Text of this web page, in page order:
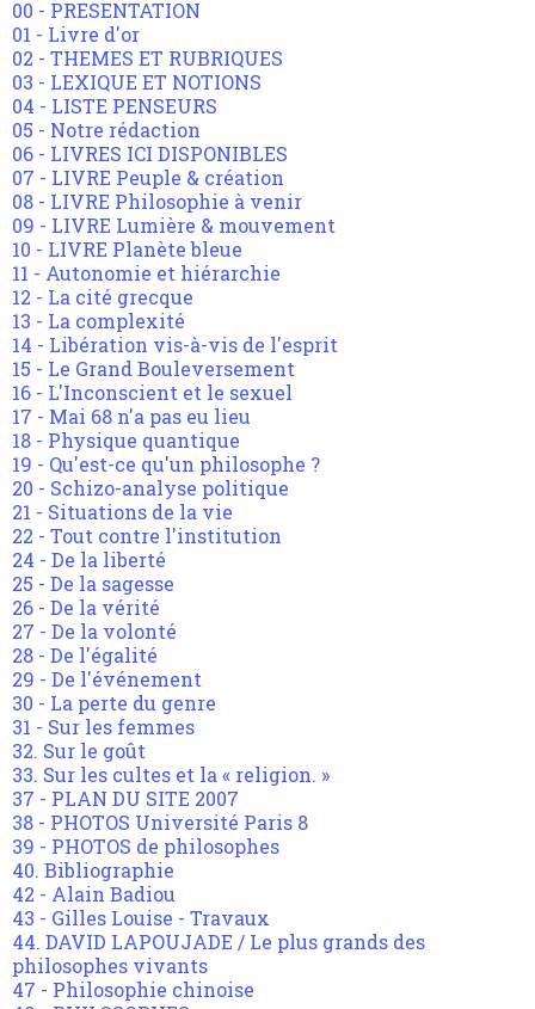
00 - PRESENTATION
01 - Livre d'or
02 - THEMES ET RUBRIQUES
03 - LEXIQUE ET NOTIONS
04 - LISTE PENSEURS
05 - Notre rédaction
06 - LIVRES ICI DISPONIBLES
07 - LIVRE Peuple & création
08 - LIVRE Philosophie à venir
09 - LIVRE Lumière & mouvement
10 - LIVRE Planète bleue
11 - Autonomie et hiérarchie
12 - La cité grecque
13 - La complexité
14 - Libération vis-à-vis de l'esprit
15 - Le Grand Bouleversement
16 - L'Inconscient et le sexuel
17 - Mai 68 n'a pas eu lieu
18 - Physique quantique
19 - Qu'est-ce qu'un philosophe ?
20 - Schizo-analyse politique
21 - Situations de la vie
22 - Tout contre l'institution
24 - De la liberté
25 - De la sagesse
26 - De la vérité
27 - De la volonté
28 - De l'égalité
29 - De l'événement
30 - La perte du genre
31 - Sur les femmes
32. Sur le goût
33. Sur les cultes et la « religion. »
37 - PLAN DU SITE 2007
38 - PHOTOS Université Paris 8
39 - PHOTOS de philosophes
40. Bibliographie
42 - Alain Badiou
43 - Gilles Louise - Travaux
44. DAVID LAPOUJADE / Le plus grands des
philosophes vivants
47 - Philosophie chinoise